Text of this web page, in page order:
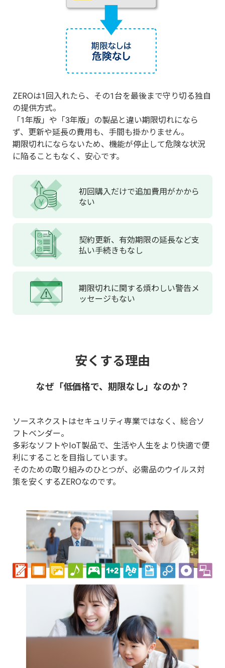
ZEROは1回入れたら、その1台を最後まで守り切る独自
の提供方式。
「1年版」や「3年版」の製品と違い期限切れになら
ず、更新や延長の費用も、手間も掛かりません。
期限切れにならないため、機能が停止して危険な状況
に陥ることもなく、安心です。
初回購入だけで追加費用がかから
ない
契約更新、 有効期限の延長など支
払い手続きもなし
期限切れに関する煩わしい警告メ
ッセージもない
安くする理由
なぜ「低価格で、期限なし」なのか？
ソースネクストはセキュリティ専業ではなく、総合ソ
フトベンダー。
多彩なソフトやIoT製品で、生活や人生をより快適で便
利にすることを目指しています。
そのための取り組みのひとつが、必需品のウイルス対
策を安くするZEROなのです。